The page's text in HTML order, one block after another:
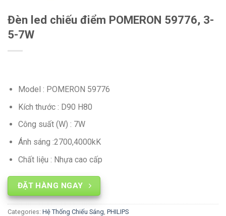
Đèn led chiếu điểm POMERON 59776, 3-
5-7W
Model : POMERON 59776
Kích thước : D90 H80
Công suất (W) : 7W
Ánh sáng :2700,4000kK
Chất liệu : Nhựa cao cấp
ĐẶT HÀNG NGAY
Categories: Hệ Thống Chiếu Sáng PHILIPS